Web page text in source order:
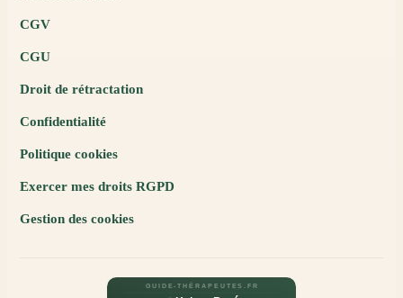
CGV
CGU
Droit de rétractation
Confidentialité
Politique cookies
Exercer mes droits RGPD
Gestion des cookies